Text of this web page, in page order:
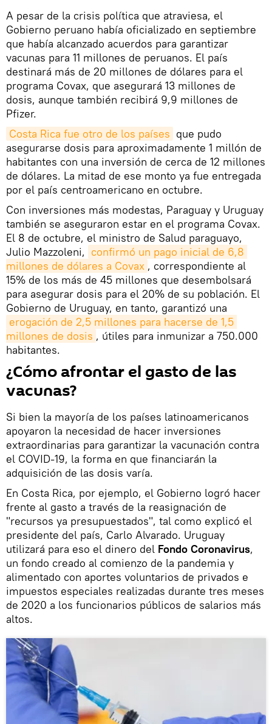
A pesar de la crisis política que atraviesa, el
Gobierno peruano había oficializado en septiembre
que había alcanzado acuerdos para garantizar
vacunas para 11 millones de peruanos. El país
destinará más de 20 millones de dólares para el
programa Covax, que asegurará 13 millones de
dosis, aunque también recibirá 9,9 millones de
Pfizer.
Costa Rica fue otro de los países que pudo
asegurarse dosis para aproximadamente 1 millón de
habitantes con una inversión de cerca de 12 millones
de dólares. La mitad de ese monto ya fue entregada
por el país centroamericano en octubre.
Con inversiones más modestas, Paraguay y Uruguay
también se aseguraron estar en el programa Covax.
El 8 de octubre, el ministro de Salud paraguayo,
Julio Mazzoleni, confirmó un pago inicial de 6,8
millones de dólares a Covax , correspondiente al
15% de los más de 45 millones que desembolsará
para asegurar dosis para el 20% de su población. El
Gobierno de Uruguay, en tanto, garantizó una
erogación de 2,5 millones para hacerse de 1,5
millones de dosis , útiles para inmunizar a 750.000
habitantes.
¿Cómo afrontar el gasto de las
vacunas?
Si bien la mayoría de los países latinoamericanos
apoyaron la necesidad de hacer inversiones
extraordinarias para garantizar la vacunación contra
el COVID-19, la forma en que financiarán la
adquisición de las dosis varía.
En Costa Rica, por ejemplo, el Gobierno logró hacer
frente al gasto a través de la reasignación de
"recursos ya presupuestados", tal como explicó el
presidente del país, Carlo Alvarado. Uruguay
utilizará para eso el dinero del Fondo Coronavirus,
un fondo creado al comienzo de la pandemia y
alimentado con aportes voluntarios de privados e
impuestos especiales realizadas durante tres meses
de 2020 a los funcionarios públicos de salarios más
altos.